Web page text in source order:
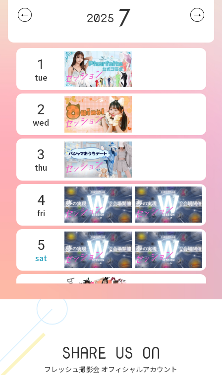
2025 7
1
tue
2
wed
3
thu
4
fri
5
sat
sun
7
mon SHARE US ON
フレッシュ撮影会 オフィシャルアカウント